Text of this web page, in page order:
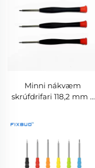
Minni nákvæm
skrúfdrifari 118,2 mm –